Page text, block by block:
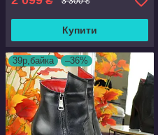
Купити
39р,байка –36%